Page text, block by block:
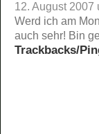
12. August 2007
Werd ich am
auch sehr! Bin
Trackbacks/